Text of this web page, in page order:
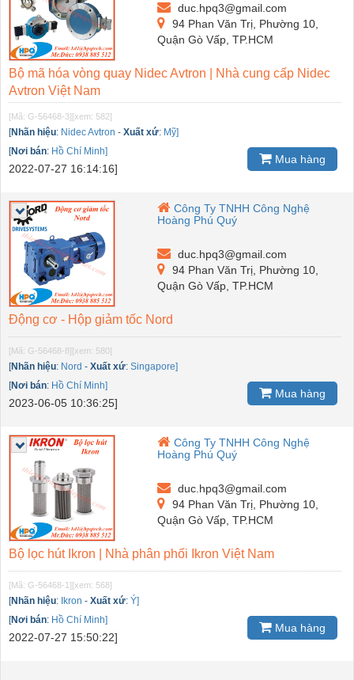
duc.hpq3@gmail.com
94 Phan Văn Trị, Phường 10,
Quận Gò Vấp, TP.HCM
Bộ mã hóa vòng quay Nidec Avtron | Nhà cung cấp Nidec
Avtron Việt Nam
[Mã: G-56468-3][xem: 582]
[Nhãn hiệu: Nidec Avtron - Xuất xứ: Mỹ]
[Nơi bán: Hồ Chí Minh]
2022-07-27 16:14:16]
Mua hàng
Công Ty TNHH Công Nghệ
Hoàng Phú Quý
duc.hpq3@gmail.com
94 Phan Văn Trị, Phường 10,
Quận Gò Vấp, TP.HCM
Động cơ - Hộp giảm tốc Nord
[Mã: G-56468-8][xem: 580]
[Nhãn hiệu: Nord - Xuất xứ: Singapore]
[Nơi bán: Hồ Chí Minh]
2023-06-05 10:36:25]
Mua hàng
Công Ty TNHH Công Nghệ
Hoàng Phú Quý
duc.hpq3@gmail.com
94 Phan Văn Trị, Phường 10,
Quận Gò Vấp, TP.HCM
Bộ lọc hút Ikron | Nhà phân phối Ikron Việt Nam
[Mã: G-56468-1][xem: 568]
[Nhãn hiệu: Ikron - Xuất xứ: Ý]
[Nơi bán: Hồ Chí Minh]
2022-07-27 15:50:22]
Mua hàng